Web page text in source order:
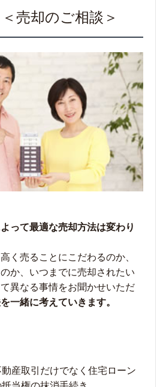
売却のご相談＞
って最適な売却方法は変わり
く売ることにこだわるのか、
か、いつまでに売却されたい
異なる事情をお聞かせいただ
一緒に考えていきます。
動産取引だけでなく住宅ローン